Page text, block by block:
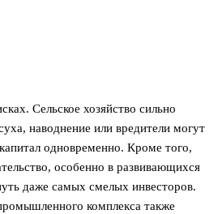
Сельское хозяйство сильно
наводнение или вредители могут
одновременно. Кроме того,
особенно в развивающихся
даже самых смелых инвесторов.
комплекса также